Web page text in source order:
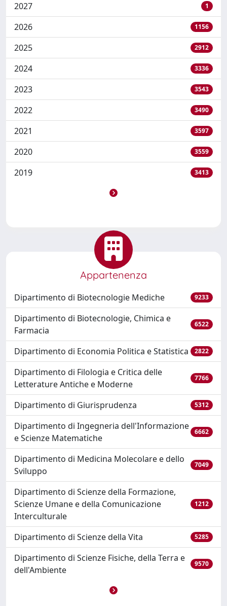
2027 1
2026 1156
2025 2912
2024 3336
2023 3543
2022 3490
2021 3597
2020 3559
2019 3413
Appartenenza
Dipartimento di Biotecnologie Mediche 9233
Dipartimento di Biotecnologie, Chimica e
Farmacia
6522
Dipartimento di Economia Politica e Statistica 2822
Dipartimento di Filologia e Critica delle
Letterature Antiche e Moderne
7766
Dipartimento di Giurisprudenza 5312
Dipartimento di Ingegneria dell'Informazione
e Scienze Matematiche
6662
Dipartimento di Medicina Molecolare e dello
Sviluppo
7049
Dipartimento di Scienze della Formazione,
Scienze Umane e della Comunicazione
Interculturale
1212
Dipartimento di Scienze della Vita 5285
Dipartimento di Scienze Fisiche, della Terra e
dell'Ambiente
9570